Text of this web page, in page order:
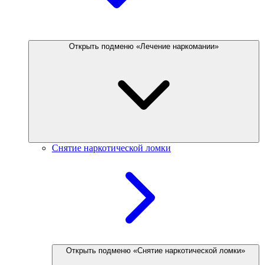
Открыть подменю «Лечение наркомании»
Снятие наркотической ломки
Открыть подменю «Снятие наркотической ломки»